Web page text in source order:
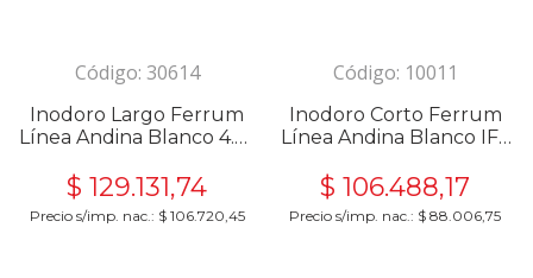
Código: 30614
Inodoro Largo Ferrum
Línea Andina Blanco 4.5L
$129.131,74
Precio s/imp. nac.: $ 106.720,45
Código: 10011
Inodoro Corto Ferrum
Línea Andina Blanco IFA
$106.488,17
Precio s/imp. nac.: $88.006,75